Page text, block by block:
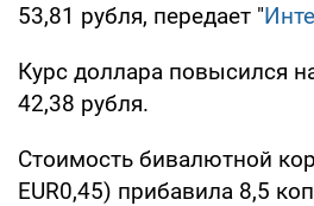
53,81 рубля, передает "
Курс доллара повысился
42,38 рубля.
Стоимость бивалютной
EUR0,45) прибавила 8,5